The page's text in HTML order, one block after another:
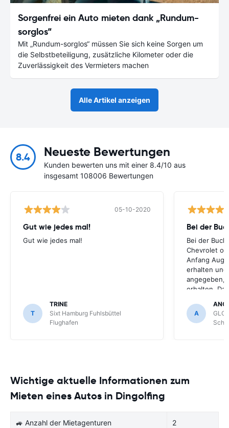
Sorgenfrei ein Auto mieten dank „Rundum-
sorglos“
Mit „Rundum-sorglos“ müssen Sie sich keine Sorgen um
die Selbstbeteiligung, zusätzliche Kilometer oder die
Zuverlässigkeit des Vermieters machen
Alle Artikel anzeigen
8.4 Neueste Bewertungen
Kunden bewerten uns mit einer 8.4/10 aus
insgesamt 108006 Bewertungen
05-10-2020
Gut wie jedes mal!
Gut wie jedes mal!
T
TRINE
Sixt Hamburg Fuhlsbüttel
Flughafen
Bei der
Bei der
Chevrolet
Anfang
erhalten
angegeben,
erhalten.
optimal,
Schönefeld
A
Wichtige aktuelle Informationen zum
Mieten eines Autos in Dingolfing
🚙 Anzahl der Mietagenturen 2